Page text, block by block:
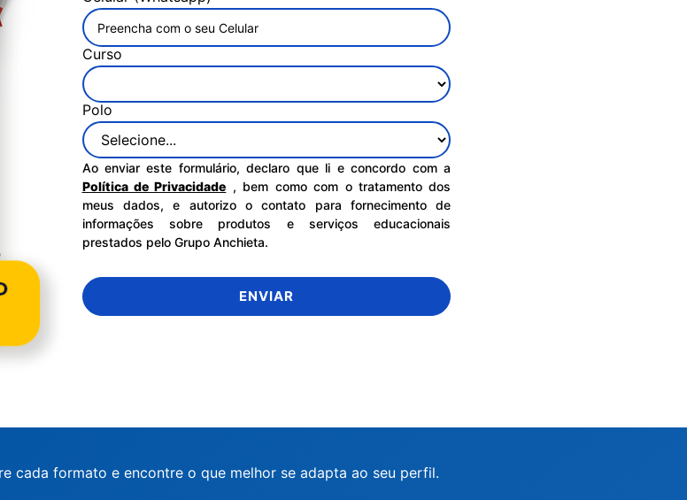
Curso
Polo
Ao enviar este formulário, declaro que li e concordo com a
Política de Privacidade , bem como com o tratamento dos
meus dados, e autorizo o contato para fornecimento de
informações sobre produtos e serviços educacionais
prestados pelo Grupo Anchieta.
ENVIAR
cada formato e encontre o que melhor se adapta ao seu perfil.